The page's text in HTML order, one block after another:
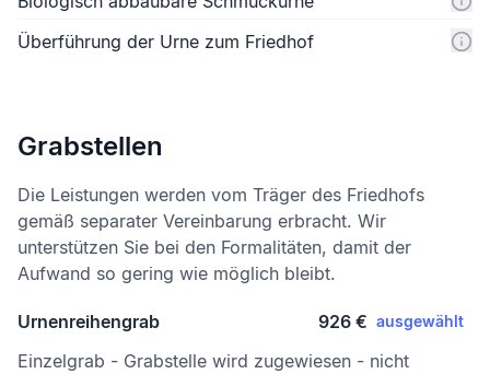
Überführung der Urne zum Friedhof
Grabstellen
Die Leistungen werden vom Träger des Friedhofs
gemäß separater Vereinbarung erbracht. Wir
unterstützen Sie bei den Formalitäten, damit der
Aufwand so gering wie möglich bleibt.
Urnenreihengrab 926 € ausgewählt
Einzelgrab - Grabstelle wird zugewiesen - nicht